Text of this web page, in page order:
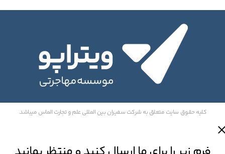
کلیه حقوق سایت متعلق به شرکت سفیران بین المللی علم و تجارت الماس میباشد.